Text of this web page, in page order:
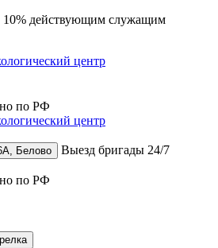
10% действующим служащим
центр
по РФ
центр
Белово Выезд бригады 24/7
по РФ